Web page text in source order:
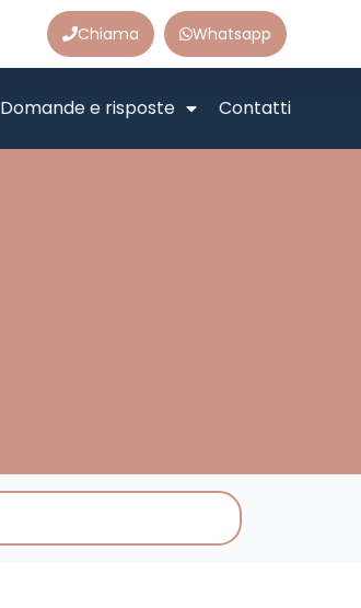
Chiama Whatsapp
Domande e risposte Contatti